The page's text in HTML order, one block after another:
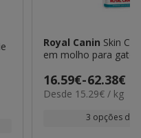
Royal Canin Skin
em molho para gatos
Preço
de
16.59€-62.38€
15.29€
Desde 15.29€ / kg
3 opções de